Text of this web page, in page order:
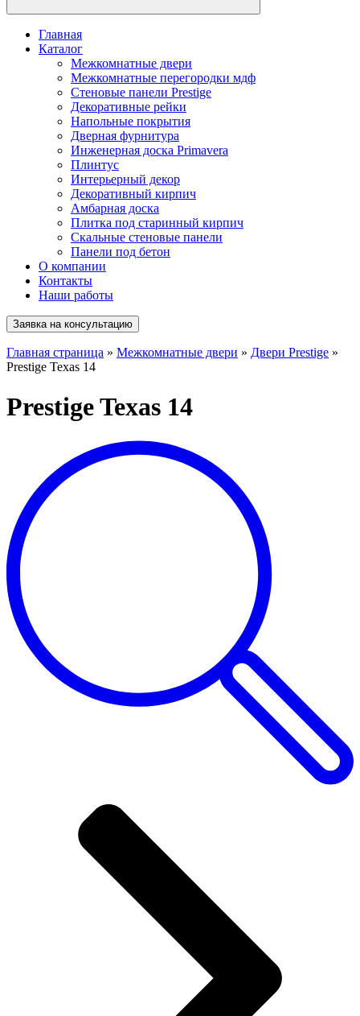
Главная
Каталог
Межкомнатные двери
Межкомнатные перегородки мдф
Стеновые панели Prestige
Декоративные рейки
Напольные покрытия
Дверная фурнитура
Инженерная доска Primavera
Плинтус
Интерьерный декор
Декоративный кирпич
Амбарная доска
Плитка под старинный кирпич
Скальные стеновые панели
Панели под бетон
О компании
Контакты
Наши работы
Заявка на консультацию
Главная страница » Межкомнатные двери » Двери Prestige »
Prestige Texas 14
Prestige Texas 14